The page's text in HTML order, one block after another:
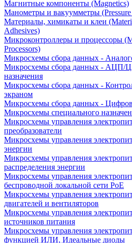
Магнитные компоненты (Magnetics)
Манометры и вакуумметры (Pressure
Материалы, химикаты и клеи
Adhesives)
Микроконтроллеры и процессоры
Processors)
Микросхемы сбора данных -
Микросхемы сбора данных - АЦП/
назначения
Микросхемы сбора данных -
экраном
Микросхемы сбора данных -
Микросхемы специального
Микросхемы управления
преобразователи
Микросхемы управления
энергии
Микросхемы управления
распределения энергии
Микросхемы управления
беспроводной локальной сети PoE
Микросхемы управления
двигателей и вентиляторов
Микросхемы управления
источников питания
Микросхемы управления
функцией ИЛИ, Идеальные диоды